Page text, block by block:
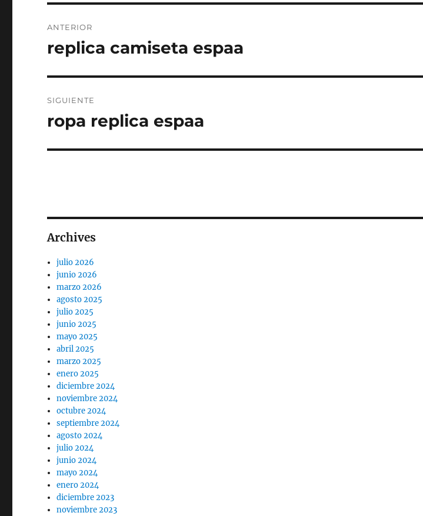
de
ANTERIOR
Entrada
replica camiseta espaa
SIGUIENTE
Entrada
ropa replica espaa
Archives
julio 2026
junio 2026
marzo 2026
agosto 2025
julio 2025
junio 2025
mayo 2025
abril 2025
marzo 2025
enero 2025
diciembre 2024
noviembre 2024
octubre 2024
septiembre 2024
agosto 2024
julio 2024
junio 2024
mayo 2024
enero 2024
diciembre 2023
noviembre 2023